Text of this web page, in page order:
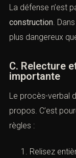
La défense n’est
construction.
plus dangereux
C. Relecture
importante
Le procès-verbal
propos. C’est
règles :
Relisez